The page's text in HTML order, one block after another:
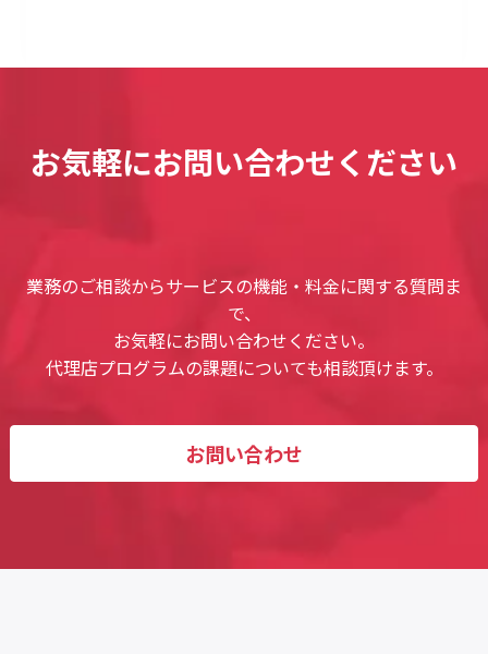
お気軽にお問い合わせください
業務のご相談からサービスの機能・料金に関する質問ま
で、
お気軽にお問い合わせください。
代理店プログラムの課題についても相談頂けます。
お問い合わせ